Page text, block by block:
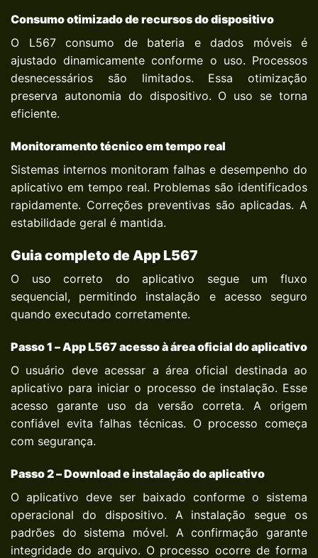
Consumo otimizado de recursos do dispositivo
O L567 consumo de bateria e dados móveis é
ajustado dinamicamente conforme o uso. Processos
desnecessários são limitados. Essa otimização
preserva autonomia do dispositivo. O uso se torna
eficiente.
Monitoramento técnico em tempo real
Sistemas internos monitoram falhas e desempenho do
aplicativo em tempo real. Problemas são identificados
rapidamente. Correções preventivas são aplicadas. A
estabilidade geral é mantida.
Guia completo de App L567
O uso correto do aplicativo segue um fluxo
sequencial, permitindo instalação e acesso seguro
quando executado corretamente.
Passo 1 –App L567acesso à área oficial do aplicativo
O usuário deve acessar a área oficial destinada ao
aplicativo para iniciar o processo de instalação. Esse
acesso garante uso da versão correta. A origem
confiável evita falhas técnicas. O processo começa
com segurança.
Passo 2 – Download e instalação do aplicativo
O aplicativo deve ser baixado conforme o sistema
operacional do dispositivo. A instalação segue os
padrões do sistema móvel. A confirmação garante
integridade do arquivo. O processo ocorre de forma